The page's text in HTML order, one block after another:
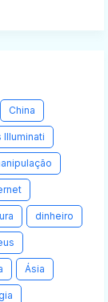
China
Illuminati
dinheiro
Ásia